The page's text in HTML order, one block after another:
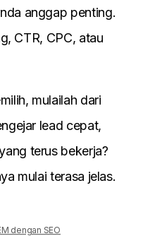
anggap penting.
CTR, CPC, atau
mulailah dari
lead cepat,
terus bekerja?
mulai terasa jelas.
dengan SEO